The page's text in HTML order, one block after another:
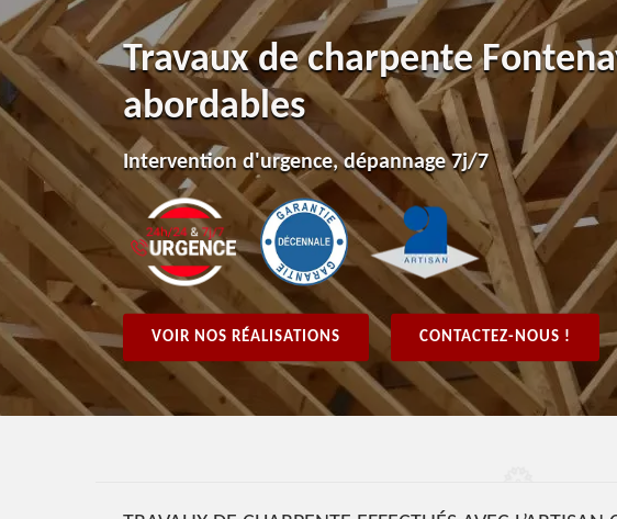
Travaux de charpente
abordables
Intervention d'urgence, dépannage 7j/7
VOIR NOS RÉALISATIONS CONTACTEZ-NOUS !